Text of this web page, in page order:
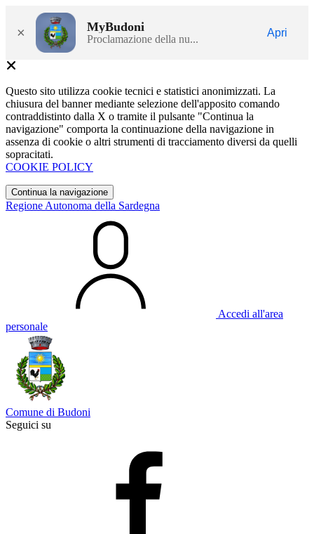
× MyBudoni
Proclamazione della nu...
Apri
Questo sito utilizza cookie tecnici e statistici anonimizzati. La
chiusura del banner mediante selezione dell'apposito comando
contraddistinto dalla X o tramite il pulsante "Continua la
navigazione" comporta la continuazione della navigazione in
assenza di cookie o altri strumenti di tracciamento diversi da quelli
sopracitati.
COOKIE POLICY
Continua la navigazione
Regione Autonoma della Sardegna
Accedi all'area
personale
Comune di Budoni
Seguici su